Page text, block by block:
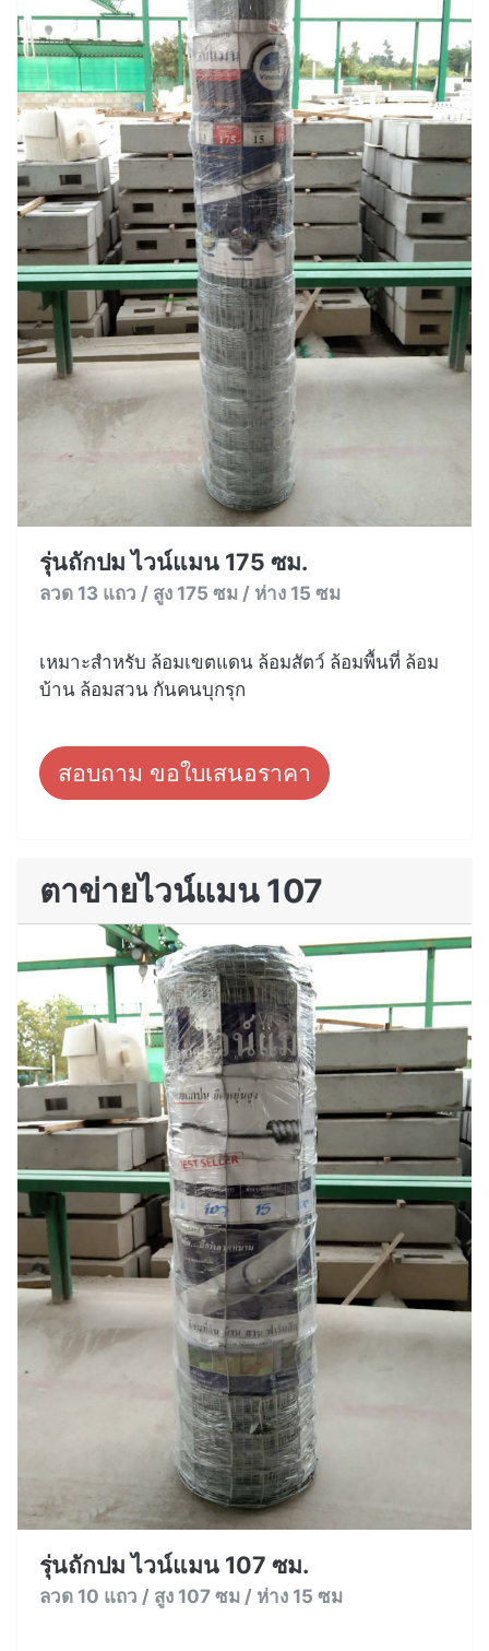
รุ่นถักปม ไวน์แมน 175 ซม.
ลวด 13 แถว / สูง 175 ซม / ห่าง 15 ซม
เหมาะสำหรับ ล้อมเขตแดน ล้อมสัตว์ ล้อมพื้นที่ ล้อม
บ้าน ล้อมสวน กันคนบุกรุก
สอบถาม ขอใบเสนอราคา
ตาข่ายไวน์แมน 107
รุ่นถักปม ไวน์แมน 107 ซม.
ลวด 10 แถว / สูง 107 ซม / ห่าง 15 ซม